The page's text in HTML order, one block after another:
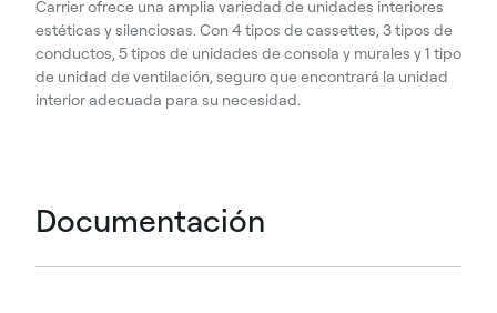
Carrier ofrece una amplia variedad de unidades interiores
estéticas y silenciosas. Con 4 tipos de cassettes, 3 tipos de
conductos, 5 tipos de unidades de consola y murales y 1 tipo
de unidad de ventilación, seguro que encontrará la unidad
interior adecuada para su necesidad.
Documentación